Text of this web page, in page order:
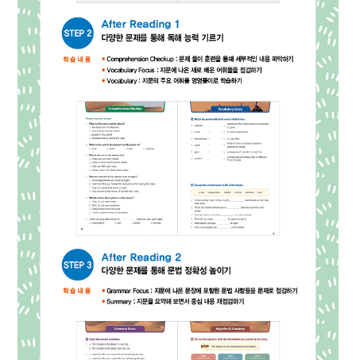
워크시트
카카오톡 네이버메일 페이스북